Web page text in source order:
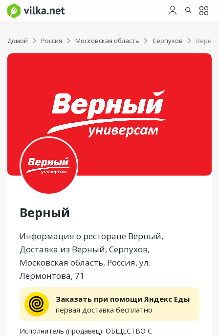
Домой Россия Московская область Серпухов
Верный
Информация о ресторане Верный,
Доставка из Верный, Серпухов,
Московская область, Россия, ул.
Лермонтова, 71
Заказать при помощи Яндекс Еды
первая доставка бесплатно
Исполнитель (продавец): ОБЩЕСТВО С